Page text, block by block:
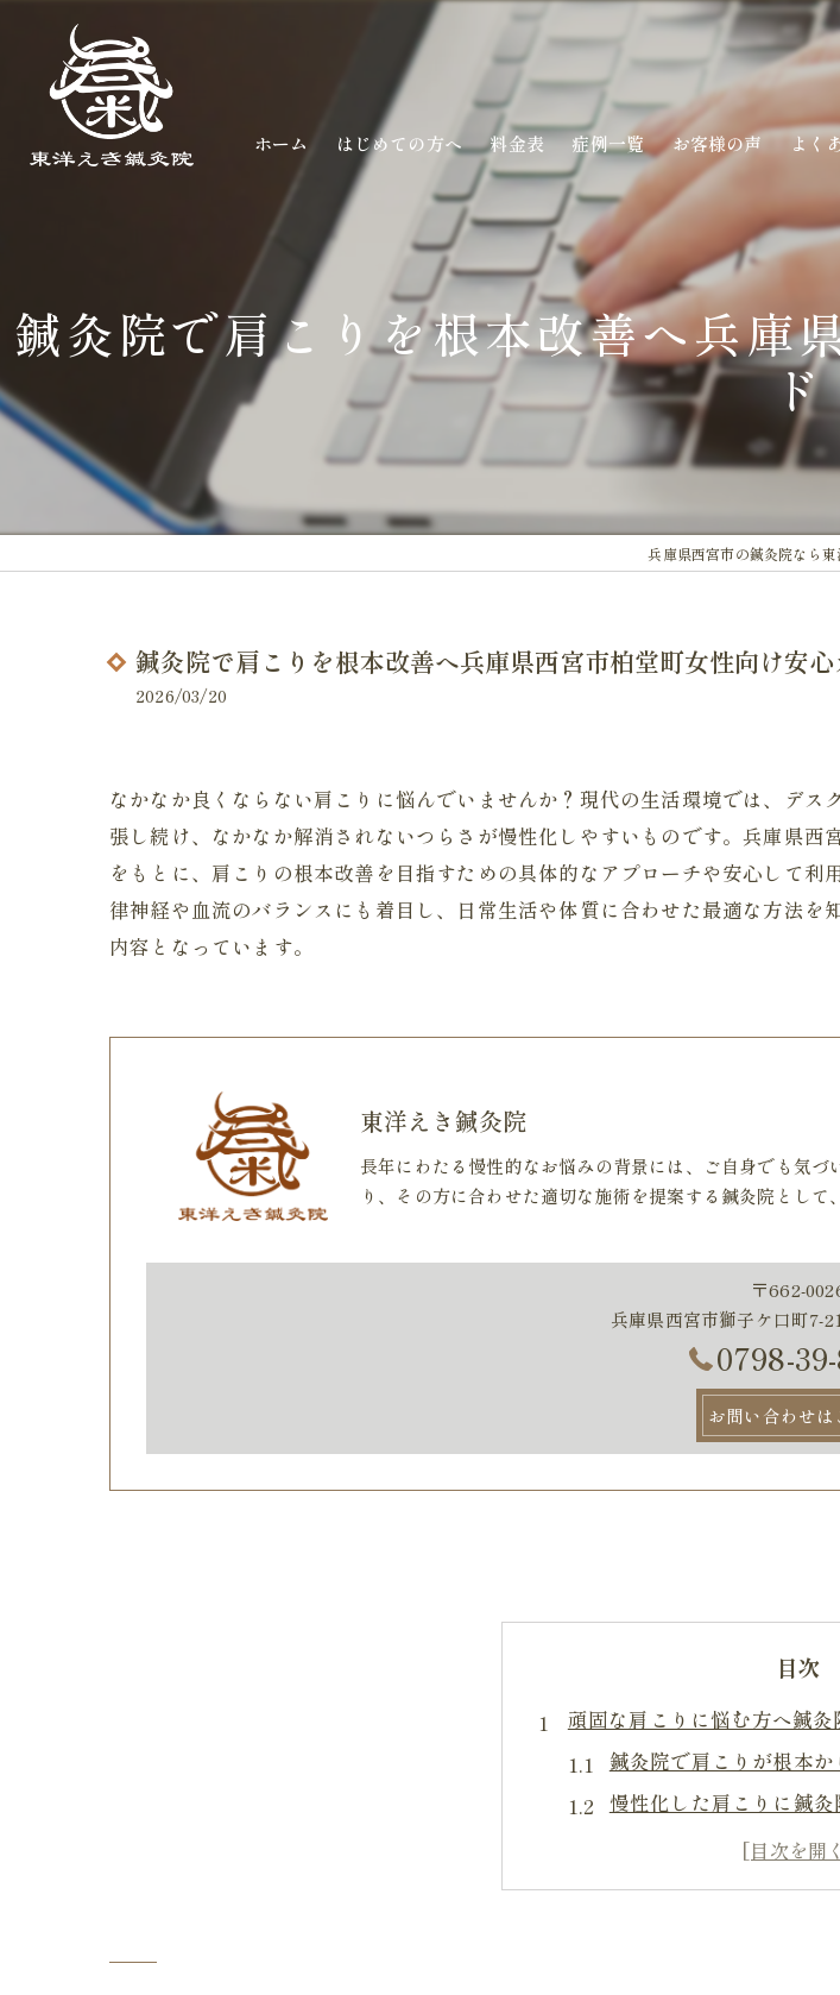
ホーム はじめての方へ 料金表 症例一覧 お客様の声 よく
鍼灸院で肩こりを根本改善へ兵庫
ド
兵庫県西宮市の鍼灸院なら
鍼灸院で肩こりを根本改善へ兵庫県西宮市柏堂町女性向け安心
2026/03/20
なかなか良くならない肩こりに悩んでいませんか？現代の生活環境では、デ
張し続け、なかなか解消されないつらさが慢性化しやすいものです。兵庫県
をもとに、肩こりの根本改善を目指すための具体的なアプローチや安心して
律神経や血流のバランスにも着目し、日常生活や体質に合わせた最適な方法
内容となっています。
東洋えき鍼灸院
長年にわたる慢性的なお悩みの背景には、ご自身でも気
り、その方に合わせた適切な施術を提案する鍼灸院として
〒662-
兵庫県西宮市獅子ケ口町7-
0798-
お問い合わせは
目次
頑固な肩こりに悩む方へ鍼灸
鍼灸院で肩こりが根本
慢性化した肩こりに鍼
鍼灸院による肩こり専
肩こり改善に役立つ鍼